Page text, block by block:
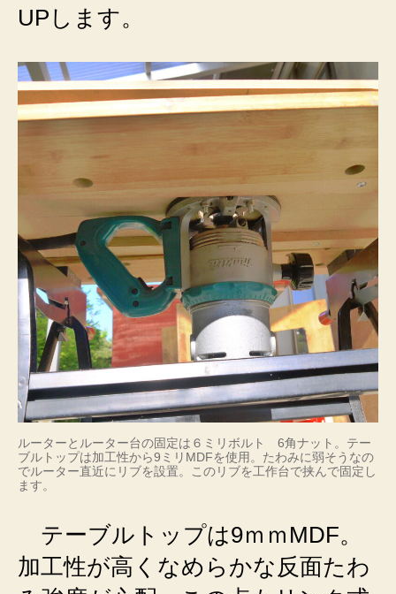
UPします。
ルーターとルーター台の固定は６ミリボルト 6角ナット。テー
ブルトップは加工性から9ミリMDFを使用。たわみに弱そうなの
でルーター直近にリブを設置。このリブを工作台で挟んで固定し
ます。
テーブルトップは9ｍｍMDF。
加工性が高くなめらかな反面たわ